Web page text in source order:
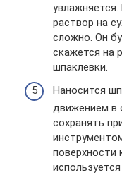
раствор на
сложно. Он
скажется на
шпаклевки.
Наносится
движением в
сохранять
поверхности